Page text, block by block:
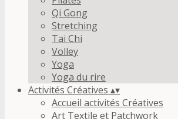
Qi Gong
Stretching
Tai Chi
Volley
Yoga
Yoga du rire
Activités Créatives ▴▾
Accueil activités Créatives
Art Textile et Patchwork